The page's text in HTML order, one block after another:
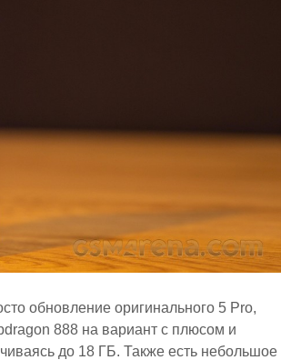
обновление оригинального 5 Pro,
888 на вариант с плюсом и
до 18 ГБ. Также есть небольшое